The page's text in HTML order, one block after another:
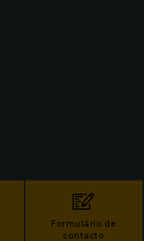
Formulário de
contacto